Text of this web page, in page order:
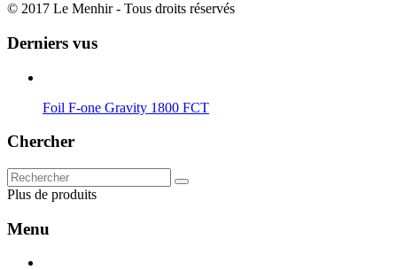
© 2017 Le Menhir - Tous droits réservés
Derniers vus
Foil F-one Gravity 1800 FCT
Chercher
Plus de produits
Menu